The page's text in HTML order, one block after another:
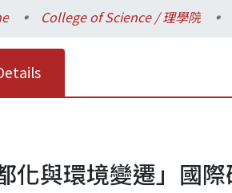
College of Science / 理學院
都化與環境變遷」國